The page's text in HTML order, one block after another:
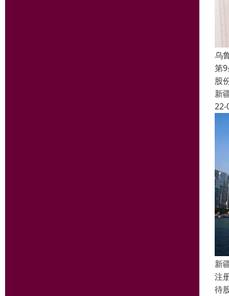
乌
第
股
新
22-
新
注
待